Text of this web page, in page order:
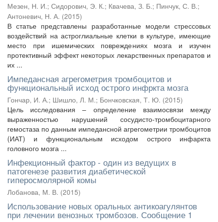
Мезен, Н. И.; Сидорович, Э. К.; Квачева, З. Б.; Пинчук, С. В.;
Антоневич, Н. А. (2015)
В статье представлены разработанные модели стрессовых
воздействий на астроглиальные клетки в культуре, имеющие
место при ишемических повреждениях мозга и изучен
протективный эффект некоторых лекарственных препаратов и
их ...
Импедансная агрегометрия тромбоцитов и
функциональный исход острого инфркта мозга
Гончар, И. А.; Шишло, Л. М.; Бончковская, Т. Ю. (2015)
Цель исследования – определение взаимосвязи между
выраженностью нарушений сосудисто-тромбоцитарного
гемостаза по данным импедансной агрегометрии тромбоцитов
(ИАТ) и функциональным исходом острого инфаркта
головного мозга ...
Инфекционный фактор - один из ведущих в
патогенезе развития диабетической
гиперосмолярной комы
Лобанова, М. В. (2015)
Использование новых оральных антикоагулянтов
при лечении венозных тромбозов. Сообщение 1